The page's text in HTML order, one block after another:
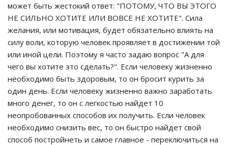
может быть жестокий ответ: "ПОТОМУ, ЧТО ВЫ ЭТОГО
НЕ СИЛЬНО ХОТИТЕ ИЛИ ВОВСЕ НЕ ХОТИТЕ". Сила
желания, или мотивация, будет обязательно влиять на
силу воли, которую человек проявляет в достижении той
или иной цели. Поэтому я часто задаю вопрос "А для
чего вы хотите это сделать?". Если человеку жизненно
необходимо быть здоровым, то он бросит курить за
один день. Если человеку жизненно важно заработать
много денег, то он с легкостью найдет 10
неопробованных способов их получить. Если человек
необходимо снизить вес, то он быстро найдет свой
способ постройнеть и самое главное - переключиться на